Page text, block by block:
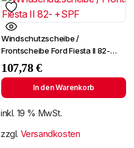
Windschutzscheibe /
Frontscheibe Ford Fiesta II 82-
+SPF
107,78€
In den Warenkorb
inkl. 19 % MwSt.
zzgl. Versandkosten